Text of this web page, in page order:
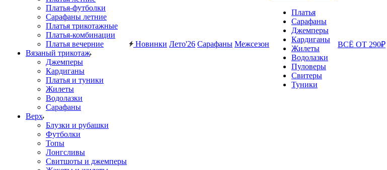
Платья-футболки
Сарафаны летние
Платья трикотажные
Платья-комбинации
Платья вечерние
Вязаный трикотаж
Джемперы
Кардиганы
Платья и туники
Жилеты
Водолазки
Сарафаны
Верх
Блузки и рубашки
Футболки
Топы
Лонгсливы
Свитшоты и джемперы
Новинки Лето'26 Сарафаны Межсезон
Платья
Сарафаны
Джемперы
Кардиганы
Жилеты
Водолазки
Пуловеры
Свитеры
Туники
ВСЁ ОТ 290₽